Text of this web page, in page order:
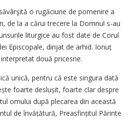
o rugăciune de pomenire a
de la a cărui trecere la Domnul s-au
liturgice au fost date de Corul
Episcopale, dirijat de arhid. Ionuț
două pricesne.
unică, pentru că este singura dată
foarte des­lușit, foarte clar despre
omului după plecarea din această
de învățătură, Preasfințitul Părinte